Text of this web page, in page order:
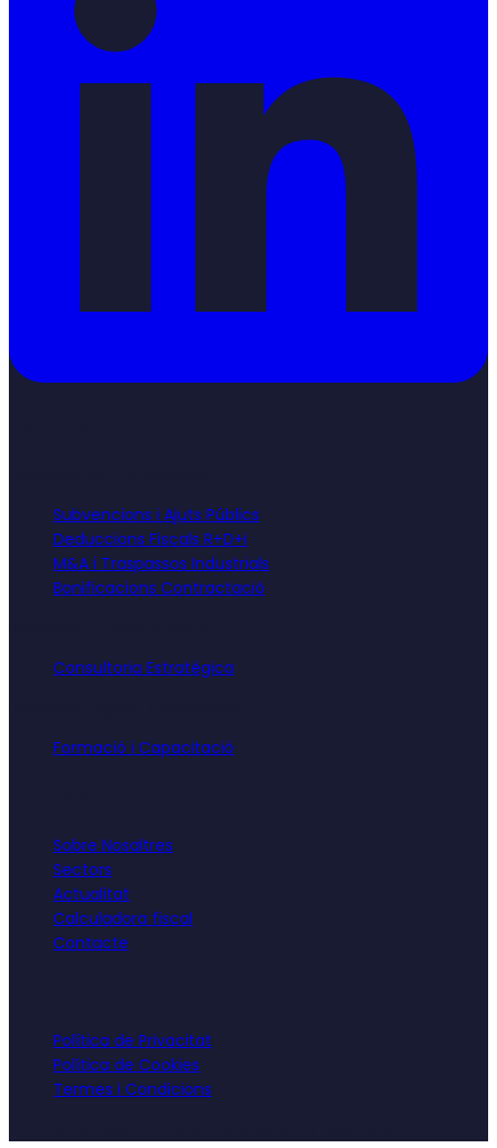
Subvencions i Ajuts Públics
Deduccions Fiscals R+D+i
M&A i Traspassos Industrials
Bonificacions Contractació
Consultoria Estratègica
Formació i Capacitació
Sobre Nosaltres
Sectors
Actualitat
Calculadora fiscal
Contacte
Política de Privacitat
Política de Cookies
Termes i Condicions